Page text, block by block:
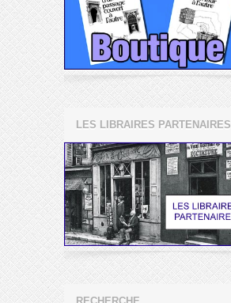
LES LIBRAIRES PARTENAIRES